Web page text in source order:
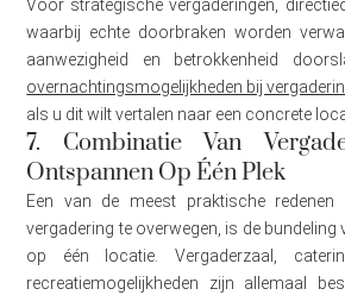
Voor strategische vergaderingen,
waarbij echte doorbraken worden
aanwezigheid en betrokkenheid
overnachtingsmogelijkheden bij
als u dit wilt vertalen naar een concrete
7. Combinatie Van
Ontspannen Op Één Plek
Een van de meest praktische
vergadering te overwegen, is de bundeling
op één locatie. Vergaderzaal,
recreatiemogelijkheden zijn allemaal